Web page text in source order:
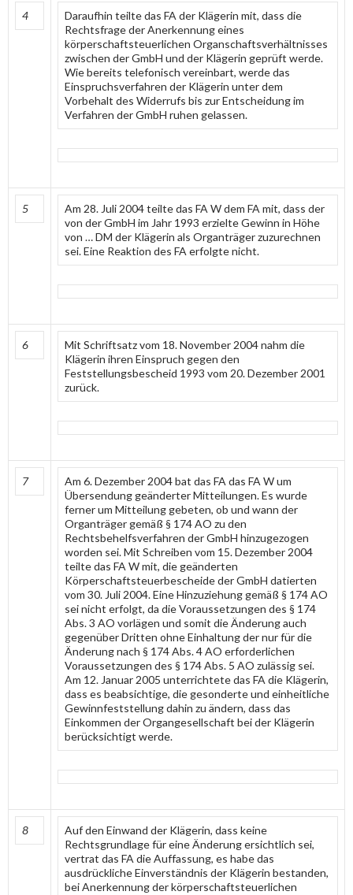
4
Daraufhin teilte das FA der Klägerin mit, dass die
Rechtsfrage der Anerkennung eines
körperschaftsteuerlichen Organschaftsverhältnisses
zwischen der GmbH und der Klägerin geprüft werde.
Wie bereits telefonisch vereinbart, werde das
Einspruchsverfahren der Klägerin unter dem
Vorbehalt des Widerrufs bis zur Entscheidung im
Verfahren der GmbH ruhen gelassen.
5
Am 28. Juli 2004 teilte das FA W dem FA mit, dass der
von der GmbH im Jahr 1993 erzielte Gewinn in Höhe
von … DM der Klägerin als Organträger zuzurechnen
sei. Eine Reaktion des FA erfolgte nicht.
6
Mit Schriftsatz vom 18. November 2004 nahm die
Klägerin ihren Einspruch gegen den
Feststellungsbescheid 1993 vom 20. Dezember 2001
zurück.
7
Am 6. Dezember 2004 bat das FA das FA W um
Übersendung geänderter Mitteilungen. Es wurde
ferner um Mitteilung gebeten, ob und wann der
Organträger gemäß § 174 AO zu den
Rechtsbehelfsverfahren der GmbH hinzugezogen
worden sei. Mit Schreiben vom 15. Dezember 2004
teilte das FA W mit, die geänderten
Körperschaftsteuerbescheide der GmbH datierten
vom 30. Juli 2004. Eine Hinzuziehung gemäß § 174 AO
sei nicht erfolgt, da die Voraussetzungen des § 174
Abs. 3 AO vorlägen und somit die Änderung auch
gegenüber Dritten ohne Einhaltung der nur für die
Änderung nach § 174 Abs. 4 AO erforderlichen
Voraussetzungen des § 174 Abs. 5 AO zulässig sei.
Am 12. Januar 2005 unterrichtete das FA die Klägerin,
dass es beabsichtige, die gesonderte und einheitliche
Gewinnfeststellung dahin zu ändern, dass das
Einkommen der Organgesellschaft bei der Klägerin
berücksichtigt werde.
8
Auf den Einwand der Klägerin, dass keine
Rechtsgrundlage für eine Änderung ersichtlich sei,
vertrat das FA die Auffassung, es habe das
ausdrückliche Einverständnis der Klägerin bestanden,
bei Anerkennung der körperschaftsteuerlichen